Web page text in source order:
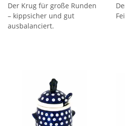
Der Krug für große Runden
– kippsicher und gut
ausbalanciert.